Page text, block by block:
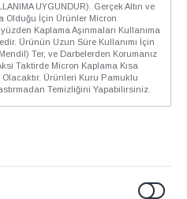
UYGUNDUR). Gerçek Altın ve
Olduğu İçin Ürünler Micron
Kaplama Aşınmaları Kullanıma
Ürünün Uzun Süre Kullanımı İçin
Ter, ve Darbelerden Korumanız
Taktirde Micron Kaplama Kısa
Olacaktır. Ürünleri Kuru Pamuklu
Temizliğini Yapabilirsiniz.